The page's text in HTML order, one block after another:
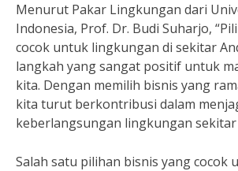
Menurut Pakar Lingkungan dari
Indonesia, Prof. Dr. Budi Suharjo,
cocok untuk lingkungan di sekitar
langkah yang sangat positif untuk
kita. Dengan memilih bisnis yang
kita turut berkontribusi dalam
keberlangsungan lingkungan sekitar
Salah satu pilihan bisnis yang cocok